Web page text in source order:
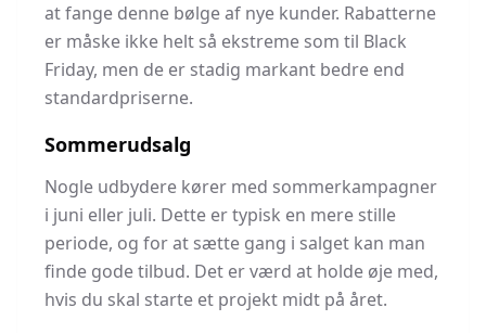
at fange denne bølge af nye kunder. Rabatterne
er måske ikke helt så ekstreme som til Black
Friday, men de er stadig markant bedre end
standardpriserne.
Sommerudsalg
Nogle udbydere kører med sommerkampagner
i juni eller juli. Dette er typisk en mere stille
periode, og for at sætte gang i salget kan man
finde gode tilbud. Det er værd at holde øje med,
hvis du skal starte et projekt midt på året.